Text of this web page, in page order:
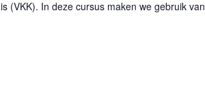
(VKK). In deze cursus maken we gebruik